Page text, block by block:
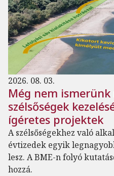
2026. 08. 03.
Még nem
szélsőségek
ígéretes projektek
A szélsőségekhez való
évtizedek egyik
lesz. A BME-n folyó
hozzá.